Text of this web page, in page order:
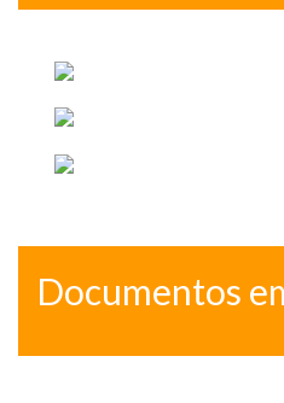
Documentos